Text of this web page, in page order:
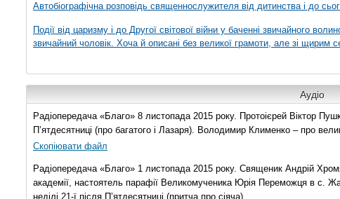
Автобіографічна розповідь священнослужителя від дитинства і до
Події від царизму і до Другої світової війни у баченні звичайного
звичайний чоловік. Хоча й описані без великої грамоти, але зі щирим
Аудіо
Радіопередача «Благо» 8 листопада 2015 року. Протоієрей Віктор
П’ятдесятниці (про багатого і Лазаря). Володимир Клименко – про
Скопіювати файл
Радіопередача «Благо» 1 листопада 2015 року. Священик Андрій
академії, настоятель парафії Великомученика Юрія Переможця в с.
неділі 21-ї після П’ятдесятниці (притча про сіяча).